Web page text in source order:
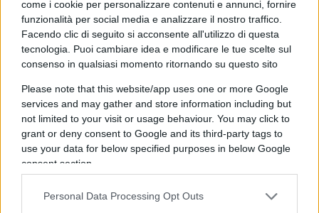
come i cookie per personalizzare contenuti e annunci, fornire
funzionalità per social media e analizzare il nostro traffico.
Facendo clic di seguito si acconsente all'utilizzo di questa
tecnologia. Puoi cambiare idea e modificare le tue scelte sul
consenso in qualsiasi momento ritornando su questo sito
Please note that this website/app uses one or more Google
services and may gather and store information including but
not limited to your visit or usage behaviour. You may click to
grant or deny consent to Google and its third-party tags to
use your data for below specified purposes in below Google
consent section.
Personal Data Processing Opt Outs